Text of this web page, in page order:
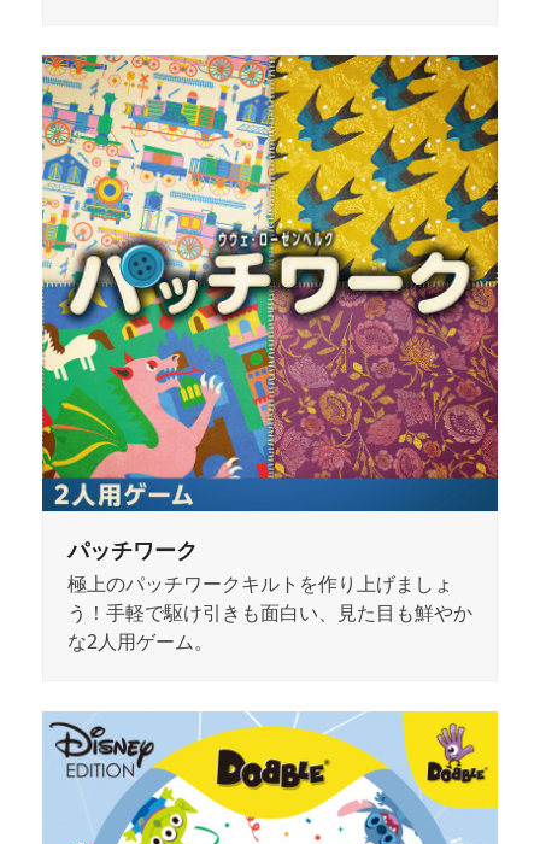
パッチワーク
極上のパッチワークキルトを作り上げましょ
う！手軽で駆け引きも面白い、見た目も鮮やか
な2人用ゲーム。